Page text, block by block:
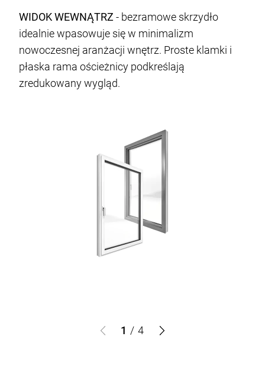
WIDOK WEWNĄTRZ - bezramowe skrzydło
idealnie wpasowuje się w minimalizm
nowoczesnej aranżacji wnętrz. Proste klamki i
płaska rama ościeżnicy podkreślają
zredukowany wygląd.
1 / 4